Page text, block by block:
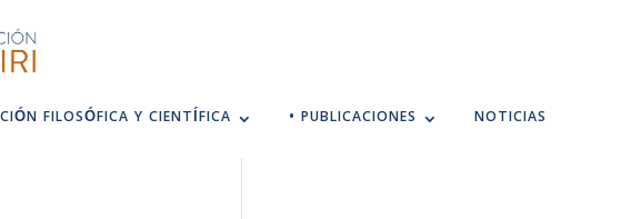
FILOSÓFICA Y CIENTÍFICA • PUBLICACIONES NOTICIAS